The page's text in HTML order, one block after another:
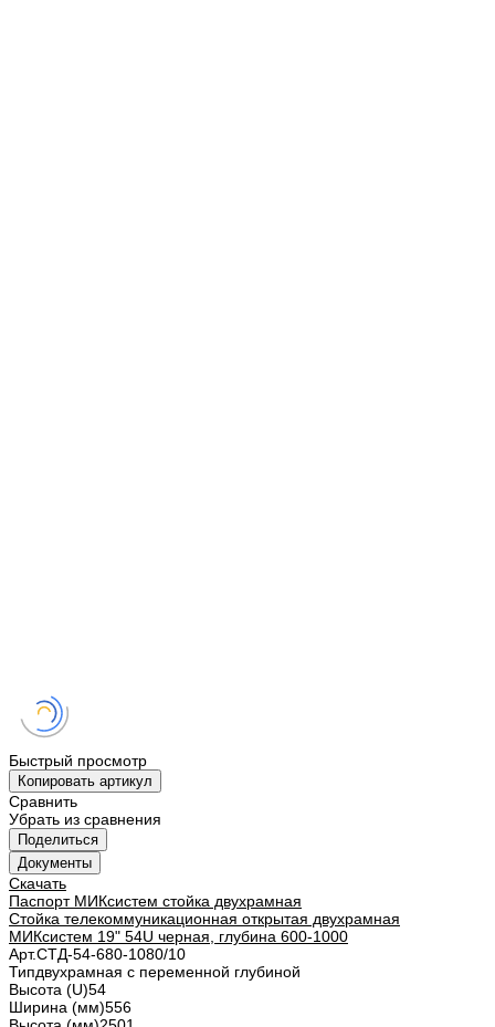
Быстрый просмотр
Копировать артикул
Сравнить
Убрать из сравнения
Поделиться
Документы
Скачать
Паспорт МИКсистем стойка двухрамная
Стойка телекоммуникационная открытая двухрамная
МИКсистем 19" 54U черная, глубина 600-1000
Арт.СТД-54-680-1080/10
Типдвухрамная с переменной глубиной
Высота (U)54
Ширина (мм)556